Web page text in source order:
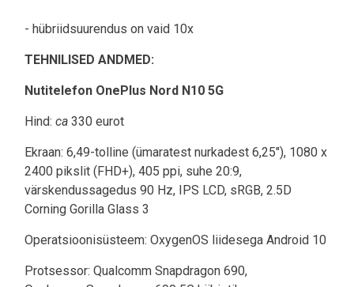
- hübriidsuurendus on vaid 10x
TEHNILISED ANDMED:
Nutitelefon OnePlus Nord N10 5G
Hind: ca 330 eurot
Ekraan: 6,49-tolline (ümaratest nurkadest 6,25"), 1080 x
2400 pikslit (FHD+), 405 ppi, suhe 20:9,
värskendussagedus 90 Hz, IPS LCD, sRGB, 2.5D
Corning Gorilla Glass 3
Operatsioonisüsteem: OxygenOS liidesega Android 10
Protsessor: Qualcomm Snapdragon 690,